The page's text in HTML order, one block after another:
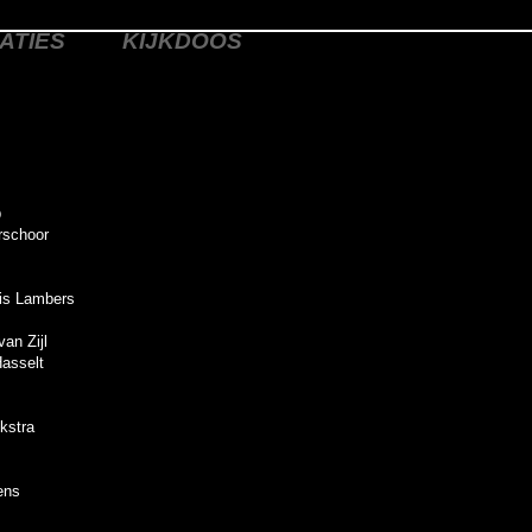
KIJKDOOS
Lambers
Zijl